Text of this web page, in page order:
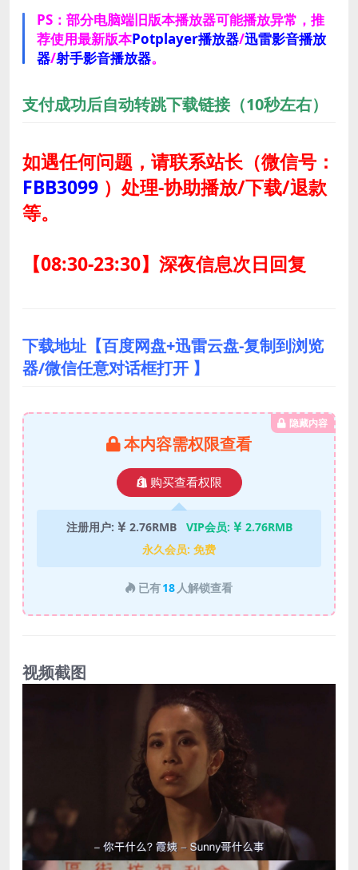
PS：部分电脑端旧版本播放器可能播放异常，推
荐使用最新版本Potplayer播放器/迅雷影音播放
器/射手影音播放器。
支付成功后自动转跳下载链接（10秒左右）
如遇任何问题，请联系站长（微信号：
FBB3099 ） 处理-协助播放/下载/退款
等。
【08:30-23:30】深夜信息次日回复
下载地址【百度网盘+迅雷云盘-复制到浏览
器/微信任意对话框打开 】
隐藏内容
本内容需权限查看
购买查看权限
注册用户: 2.76RMB VIP会员:
2.76RMB
永久会员: 免费
已有18 人解锁查看
视频截图